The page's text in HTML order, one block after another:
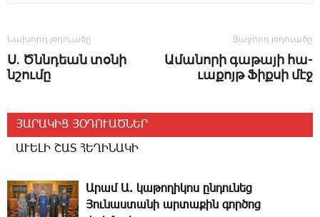
Նախորդ յօդուածը
Ս. Ծննդեան տօնի
նշումը
Յաջորդ յօդուածը
Ա­մա­նո­րի գա­թա­յի հա­
ւա­քոյթ ­­Ֆիք­սի մէջ
ՅԱՐԱԿԻՑ ՅՕԴՈՒԱԾՆԵՐ
ԱՒԵԼԻ ՇԱՏ ՀԵՂԻՆԱԿԻ
Արամ Ա. կաթողիկոս ընդունեց
Յունաստանի արտաքին գործոց